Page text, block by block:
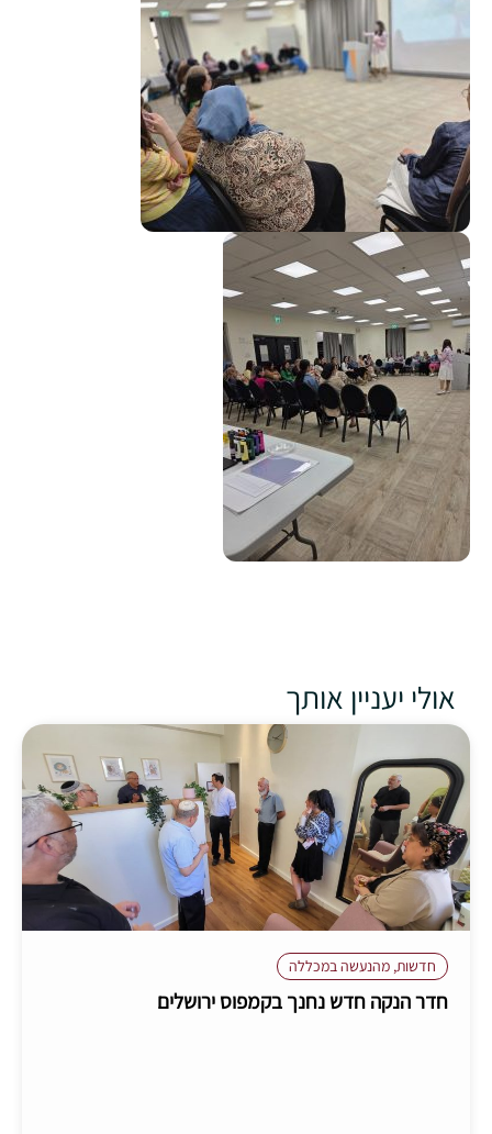
אולי יעניין אותך
חדשות, מהנעשה במכללה
חדר הנקה חדש נחנך בקמפוס ירושלים